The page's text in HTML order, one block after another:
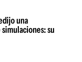
una
su